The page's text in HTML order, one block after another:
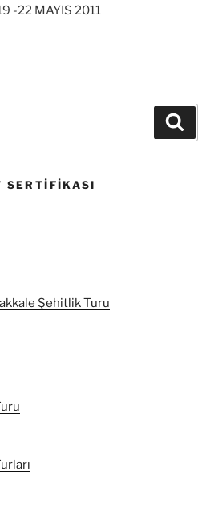
-22 MAYIS 2011
SERTIFIKASI
Şehitlik Turu